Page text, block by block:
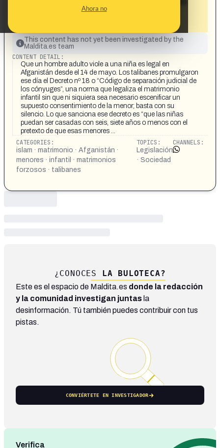
Ahora no
una norma que legaliza el matrimonio
This content has not yet been investigated by the
Maldita.es team
CONTENT DETAIL:
Que un hombre adulto viole a una niña es legal en
Afganistán desde el 14 de mayo. Los talibanes promulgaron
ese día el Decreto nº 18 o “Código de separación judicial de
los cónyuges”, una norma que legaliza el matrimonio
infantil sin que ni siquiera sea necesario escenificar un
supuesto consentimiento de la menor; basta con su
silencio. Lo que sanciona ese decreto es “que las niñas
puedan ser casadas con seis, siete años o menos con el
pretexto de que esas menores ...
CATEGORIES:
islam · matrimonio · Afganistán ·
menores · infantil · matrimonios
forzosos · talibanes
TOPICS:
Legislación
· Sociedad
CHANNELS:
¿CONOCES LA BULOTECA?
Este es el espacio de Maldita.es donde la redacción
y la comunidad investigan juntas la
desinformación. Tú también puedes contribuir con tus
pistas.
CONVIÉRTETE EN INVESTIGADOR
Verifica